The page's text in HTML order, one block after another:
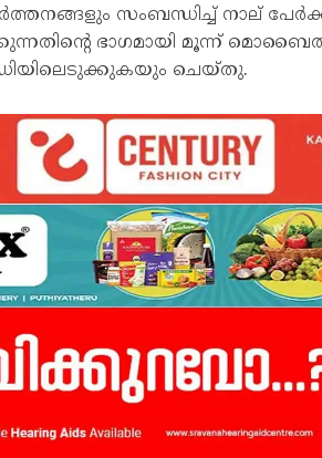
സംബന്ധിച്ച് നാല്
ഭാഗമായി മൂന്ന്
ചെയ്തു.